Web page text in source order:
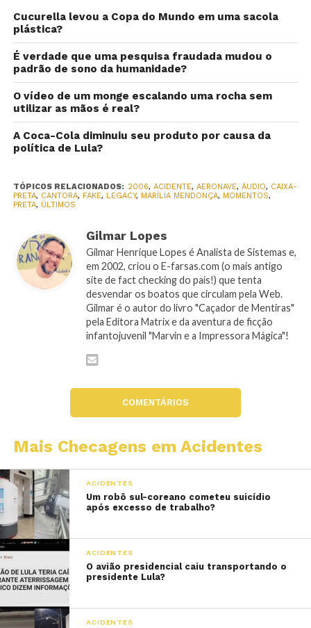
Cucurella levou a Copa do Mundo em uma sacola
plástica?
É verdade que uma pesquisa fraudada mudou o
padrão de sono da humanidade?
O vídeo de um monge escalando uma rocha sem
utilizar as mãos é real?
A Coca-Cola diminuiu seu produto por causa da
política de Lula?
TÓPICOS RELACIONADOS: 2006, ACIDENTE, AERONAVE, ÁUDIO, CAIXA-
PRETA, CANTORA, FAKE, LEGACY, MARÍLIA MENDONÇA, MOMENTOS,
PRETA, ÚLTIMOS
Gilmar Lopes
Gilmar Henrique Lopes é Analista de Sistemas e,
em 2002, criou o E-farsas.com (o mais antigo
site de fact checking do país!) que tenta
desvendar os boatos que circulam pela Web.
Gilmar é o autor do livro "Caçador de Mentiras"
pela Editora Matrix e da aventura de ficção
infantojuvenil "Marvin e a Impressora Mágica"!
COMENTÁRIOS
Mais Checagens em Acidentes
ACIDENTES
Um robô sul-coreano cometeu suicídio
após excesso de trabalho?
ACIDENTES
O avião presidencial caiu transportando o
presidente Lula?
ACIDENTES